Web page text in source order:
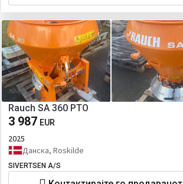
Rauch SA 360 PTO
3 987 EUR
2025
Данска, Roskilde
SIVERTSEN A/S